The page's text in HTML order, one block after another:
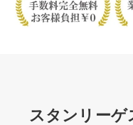
スタンリーゲ